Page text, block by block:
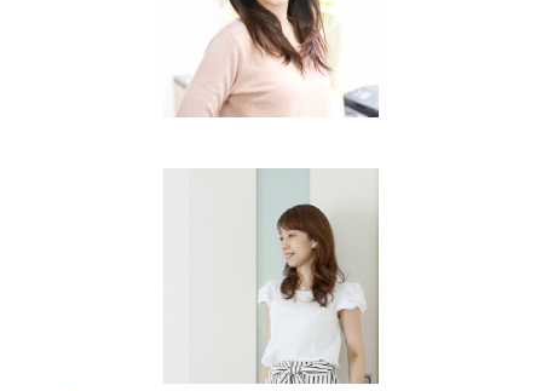
Vol.63 2018.5.1
大阪府豊中市在住。 小学生2人と主人の4人家族 2015
に勤めていた会社を退職後、 2017年春より
「EmbellirMayumi」を立ち上げ作家活動を開始。 現在
自宅サロンでのレッスンや個別のオーダー品を承って
ります。 色々と試行錯誤を繰り返しつつも、「楽しむ